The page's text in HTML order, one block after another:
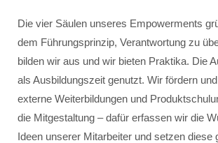
Die vier Säulen unseres Empowerments
dem Führungsprinzip, Verantwortung zu
bilden wir aus und wir bieten Praktika. Die
als Ausbildungszeit genutzt. Wir fördern
externe Weiterbildungen und
die Mitgestaltung – dafür erfassen wir die
Ideen unserer Mitarbeiter und setzen diese